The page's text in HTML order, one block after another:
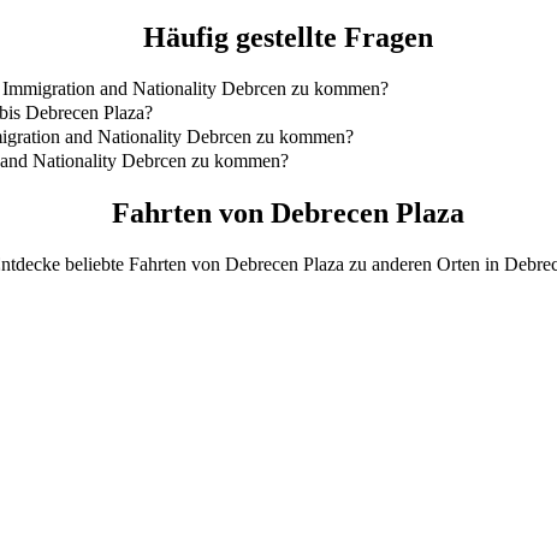
Häufig gestellte Fragen
and Nationality Debrcen zu kommen?
and Nationality Debrcen zu kommen, ist mit Bolt Business. Eine
Debrecen Plaza?
Debrecen Plaza entfernt.
and Nationality Debrcen zu kommen?
Debrcen mit Bolt Business dauert etwa 9 Min..
Nationality Debrcen zu kommen?
Fahrten von Debrecen Plaza
beliebte Fahrten von Debrecen Plaza zu anderen Orten in